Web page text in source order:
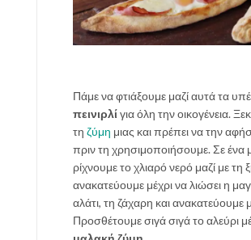
Πάμε να φτιάξουμε μαζί αυτά τα
πεινιρλίγια όλη την οικογένεια.
τη ζύμη μιας και πρέπει να την
πριν τη χρησιμοποιήσουμε. Σε ένα
ρίχνουμε το χλιαρό νερό μαζί με τη
ανακατεύουμε μέχρι να λιώσει η
αλάτι, τη ζάχαρη και ανακατεύουμε
Προσθέτουμε σιγά σιγά το αλεύρι